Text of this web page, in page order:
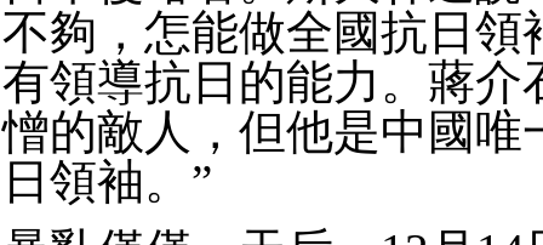
不夠，怎能做全國抗日領
有領導抗日的能力。蔣介
憎的敵人，但他是中國唯
日領袖。”